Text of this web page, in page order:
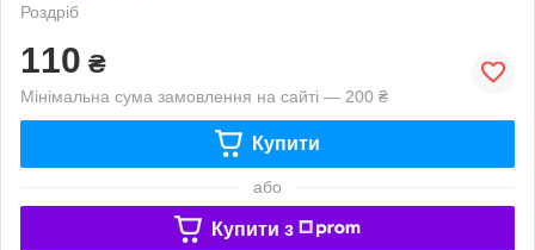
Роздріб
110 ₴
Мінімальна сума замовлення на сайті — 200 ₴
Купити
або
Купити з